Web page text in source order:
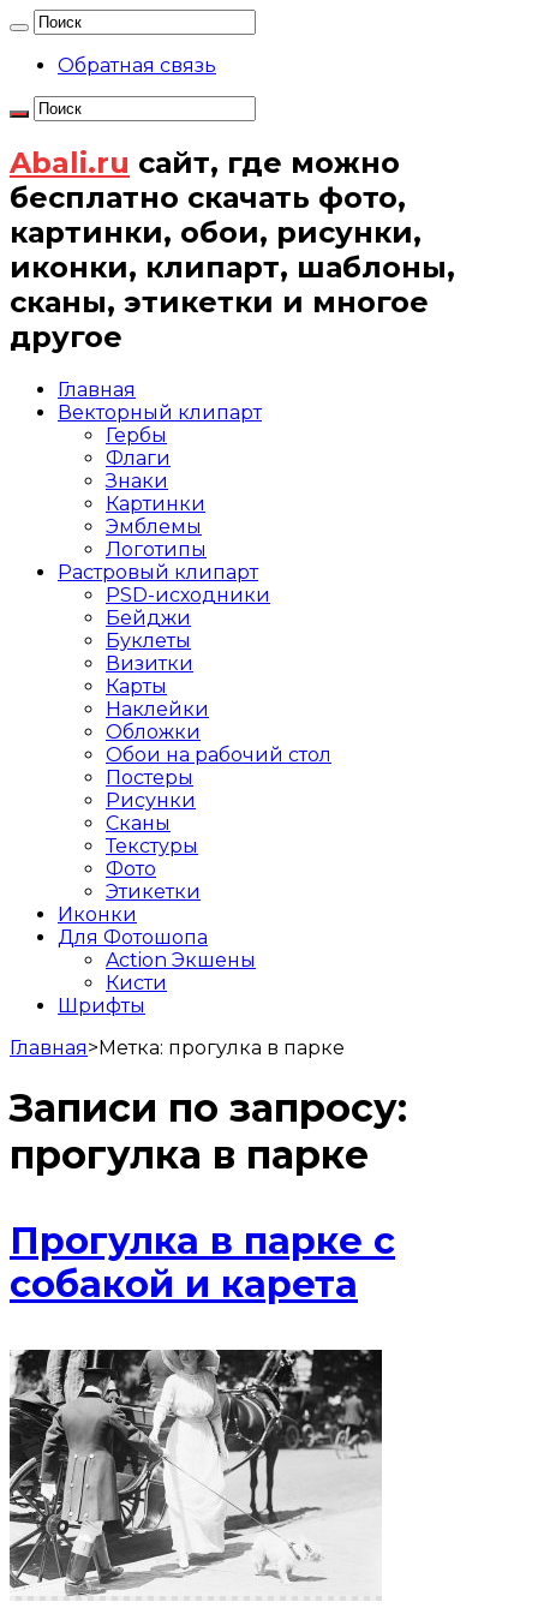
Обратная связь
Abali.ru сайт, где можно
бесплатно скачать фото,
картинки, обои, рисунки,
иконки, клипарт, шаблоны,
сканы, этикетки и многое
другое
Главная
Векторный клипарт
Гербы
Флаги
Знаки
Картинки
Эмблемы
Логотипы
Растровый клипарт
PSD-исходники
Бейджи
Буклеты
Визитки
Карты
Наклейки
Обложки
Обои на рабочий стол
Постеры
Рисунки
Сканы
Текстуры
Фото
Этикетки
Иконки
Для Фотошопа
Action Экшены
Кисти
Шрифты
Главная>Метка: прогулка в парке
Записи по запросу:
прогулка в парке
Прогулка в парке с
собакой и карета